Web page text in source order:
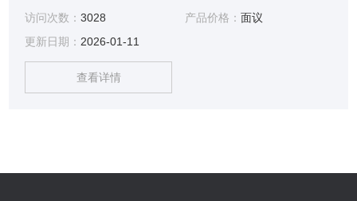
间相互摩擦将会产生一些特殊流动特性，研究这些特性对粉体
加工、输送、包装、存储等方面的工作具有重要意义。该仪器
的特点是一机多用、测定条件灵活多样、操作简便、重复性
好、适合多种标准等。
访问次数：3028 产品价格： 面议
更新日期：2026-01-11
查看详情